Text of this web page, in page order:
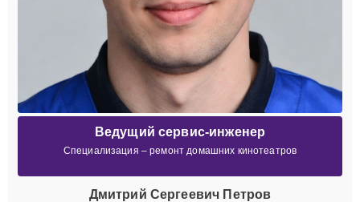
Ведущий сервис-инженер
Специализация – ремонт домашних кинотеатров
Дмитрий Сергеевич Петров